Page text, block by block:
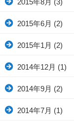
2015年6月 (2)
2015年1月 (2)
2014年12月 (1)
2014年9月 (2)
2014年7月 (1)